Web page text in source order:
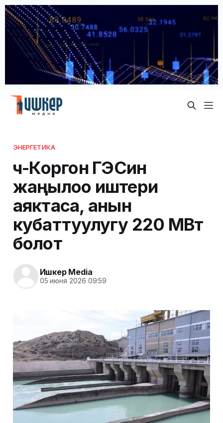
ЭНЕРГЕТИКА
Үч-Коргон ГЭСин
жаңылоо иштери
аяктаса, анын
кубаттуулугу 220 МВт
болот
Ишкер Media
05 июня 2026 09:59